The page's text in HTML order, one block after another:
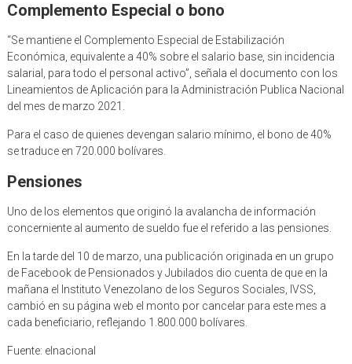
Complemento Especial o bono
“Se mantiene el Complemento Especial de Estabilización
Económica, equivalente a 40% sobre el salario base, sin incidencia
salarial, para todo el personal activo”, señala el documento con los
Lineamientos de Aplicación para la Administración Publica Nacional
del mes de marzo 2021.
Para el caso de quienes devengan salario mínimo, el bono de 40%
se traduce en 720.000 bolívares.
Pensiones
Uno de los elementos que originó la avalancha de información
concerniente al aumento de sueldo fue el referido a las pensiones.
En la tarde del 10 de marzo, una publicación originada en un grupo
de Facebook de Pensionados y Jubilados dio cuenta de que en la
mañana el Instituto Venezolano de los Seguros Sociales, IVSS,
cambió en su página web el monto por cancelar para este mes a
cada beneficiario, reflejando 1.800.000 bolívares.
Fuente: elnacional